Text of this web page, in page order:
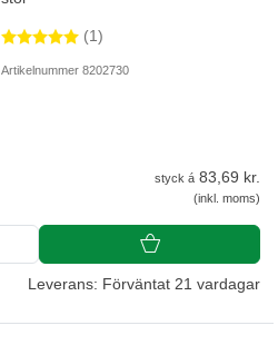
(1)
Artikelnummer 8202730
styck á 83,69 kr.
(inkl. moms)
Leverans: Förväntat 21 vardagar